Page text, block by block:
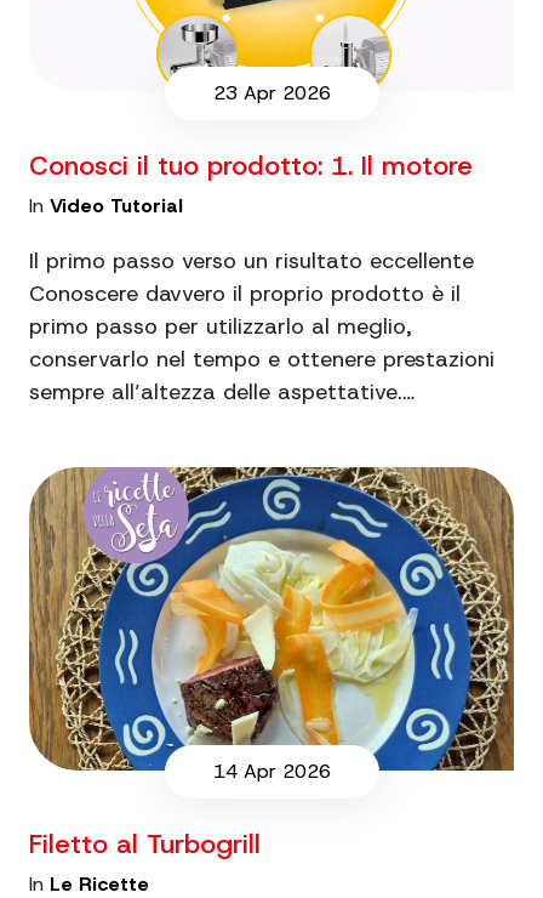
23 Apr 2026
Conosci il tuo prodotto: 1. Il motore
In Video Tutorial
Il primo passo verso un risultato eccellente
Conoscere davvero il proprio prodotto è il
primo passo per utilizzarlo al meglio,
conservarlo nel tempo e ottenere prestazioni
sempre all’altezza delle aspettative.…
14 Apr 2026
Filetto al Turbogrill
In Le Ricette